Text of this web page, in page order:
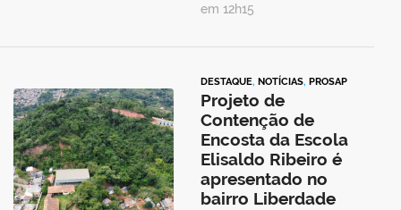
em 12h15
DESTAQUE, NOTÍCIAS, PROSAP
Projeto de
Contenção de
Encosta da Escola
Elisaldo Ribeiro é
apresentado no
bairro Liberdade